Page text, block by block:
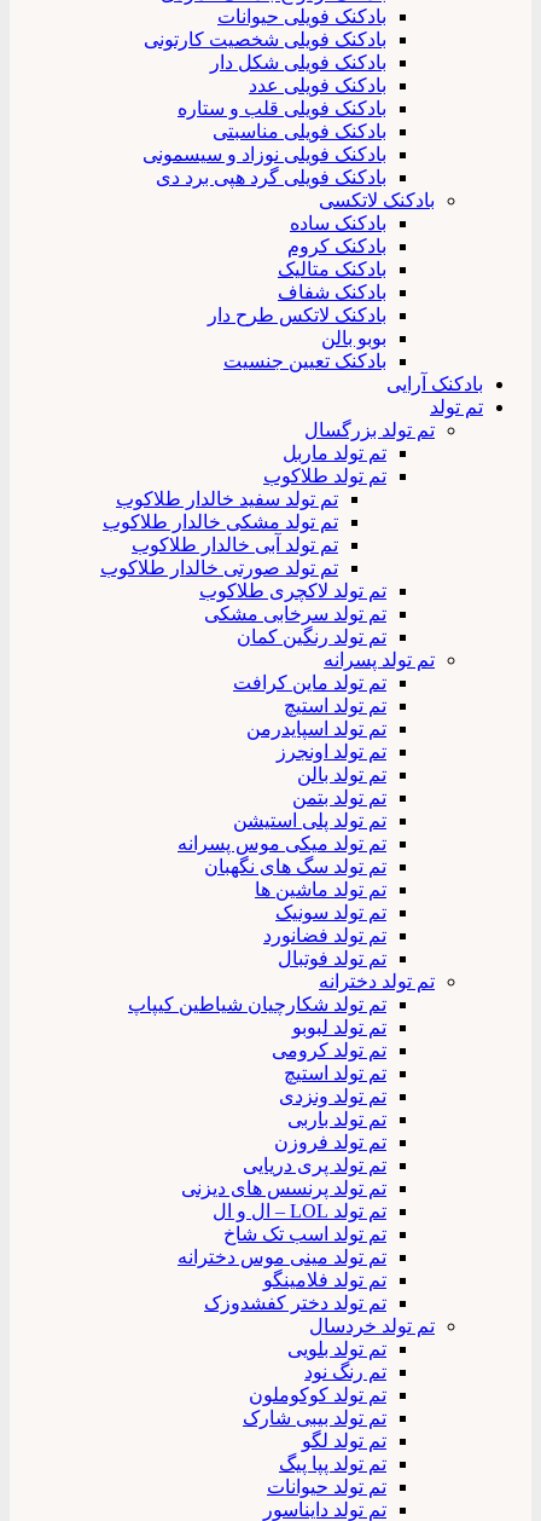
بادکنک فویلی حیوانات
بادکنک فویلی شخصیت کارتونی
بادکنک فویلی شکل دار
بادکنک فویلی عدد
بادکنک فویلی قلب و ستاره
بادکنک فویلی مناسبتی
بادکنک فویلی نوزاد و سیسمونی
بادکنک فویلی گرد هپی برد دی
بادکنک لاتکسی
بادکنک ساده
بادکنک کروم
بادکنک متالیک
بادکنک شفاف
بادکنک لاتکس طرح دار
بوبو بالن
بادکنک تعیین جنسیت
بادکنک آرایی
تم تولد
تم تولد بزرگسال
تم تولد ماربل
تم تولد طلاکوب
تم تولد سفید خالدار طلاکوب
تم تولد مشکی خالدار طلاکوب
تم تولد آبی خالدار طلاکوب
تم تولد صورتی خالدار طلاکوب
تم تولد لاکچری طلاکوب
تم تولد سرخابی مشکی
تم تولد رنگین کمان
تم تولد پسرانه
تم تولد ماین کرافت
تم تولد استیچ
تم تولد اسپایدرمن
تم تولد اونجرز
تم تولد بالن
تم تولد بتمن
تم تولد پلی استیشن
تم تولد میکی موس پسرانه
تم تولد سگ های نگهبان
تم تولد ماشین ها
تم تولد سونیک
تم تولد فضانورد
تم تولد فوتبال
تم تولد دخترانه
تم تولد شکارچیان شیاطین کیپاپ
تم تولد لبوبو
تم تولد کرومی
تم تولد استیچ
تم تولد ونزدی
تم تولد باربی
تم تولد فروزن
تم تولد پری دریایی
تم تولد پرنسس های دیزنی
تم تولد LOL – ال و ال
تم تولد اسب تک شاخ
تم تولد مینی موس دخترانه
تم تولد فلامینگو
تم تولد دختر کفشدوزک
تم تولد خردسال
تم تولد بلویی
تم رنگ نود
تم تولد کوکوملون
تم تولد بیبی شارک
تم تولد لگو
تم تولد پپا پیگ
تم تولد حیوانات
تم تولد دایناسور